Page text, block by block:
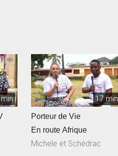
17 min
Porteur de Vie
En route Afrique
Michele et Schédrac